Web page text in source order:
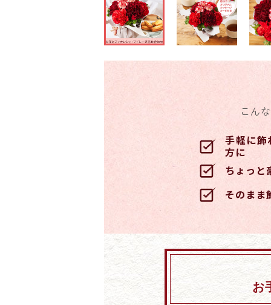
こん
手軽に飾
方に
ちょっと
そのまま
お